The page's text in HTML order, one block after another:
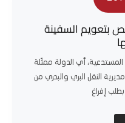
بتعويم السفينة
أي الدولة ممثّلة
النقل البري والبحري من
إفراغ